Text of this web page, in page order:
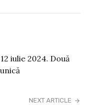
iulie 2024. Două
NEXT ARTICLE